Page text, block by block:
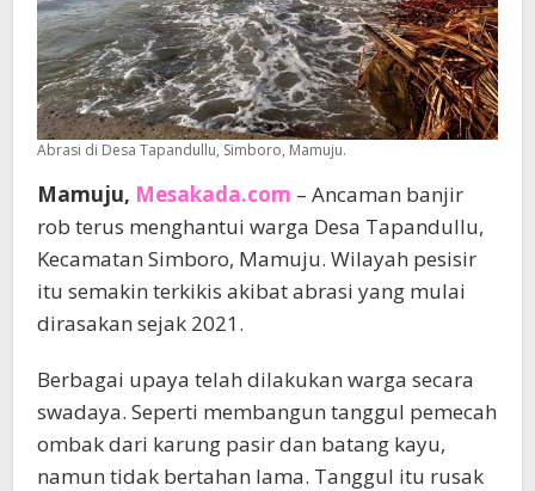
Abrasi di Desa Tapandullu, Simboro, Mamuju.
Mamuju, Mesakada.com – Ancaman banjir
rob terus menghantui warga Desa Tapandullu,
Kecamatan Simboro, Mamuju. Wilayah pesisir
itu semakin terkikis akibat abrasi yang mulai
dirasakan sejak 2021.
Berbagai upaya telah dilakukan warga secara
swadaya. Seperti membangun tanggul pemecah
ombak dari karung pasir dan batang kayu,
namun tidak bertahan lama. Tanggul itu rusak